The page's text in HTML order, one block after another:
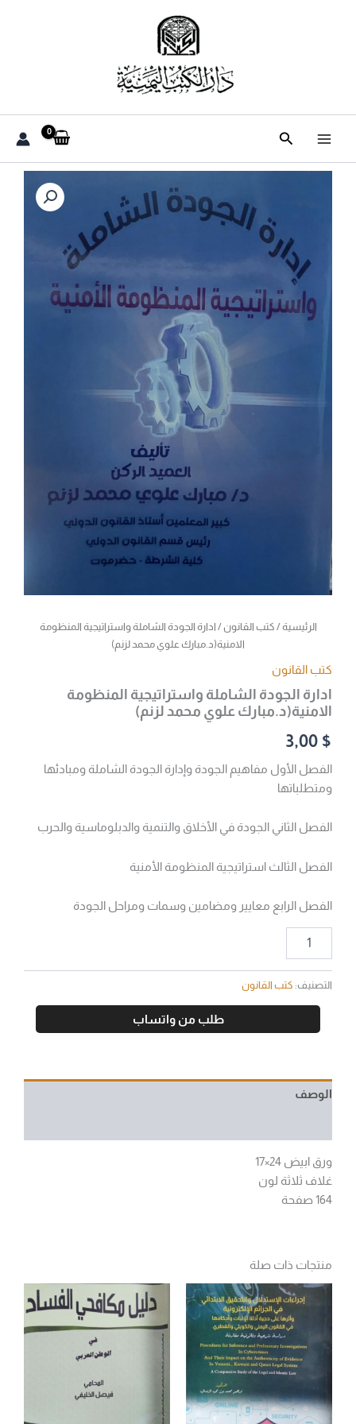
البحث
الرئيسية/ كتب القانون / ادارة الجودة الشاملة واستراتيجية المنظومة
الامنية(د.مبارك علوي محمد لزنم)
كتب القانون
ادارة الجودة الشاملة واستراتيجية المنظومة
الامنية(د.مبارك علوي محمد لزنم)
3,00 $
الفصل الأول مفاهيم الجودة وإدارة الجودة الشاملة ومبادئها
ومتطلباتها
الفصل الثاني الجودة في الأخلاق والتنمية والدبلوماسية والحرب
الفصل الثالث استراتيجية المنظومة الأمنية
الفصل الرابع معايير ومضامين وسمات ومراحل الجودة
واستراتيجية
المنظومة
الامنية(د.مبارك
محمد
لزنم)
التصنيف: كتب القانون
طلب من واتساب
الوصف
ورق ابيض 24×17
غلاف ثلاثة لون
164 صفحة
منتجات ذات صلة